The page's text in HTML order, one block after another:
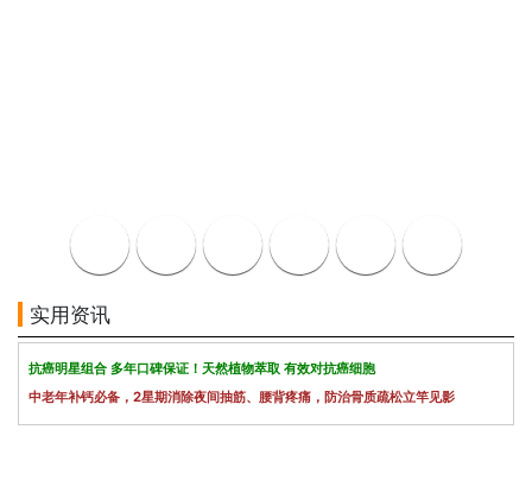
实用资讯
抗癌明星组合 多年口碑保证！天然植物萃取 有效对抗癌细胞
中老年补钙必备，2星期消除夜间抽筋、腰背疼痛，防治骨质疏松立竿见影